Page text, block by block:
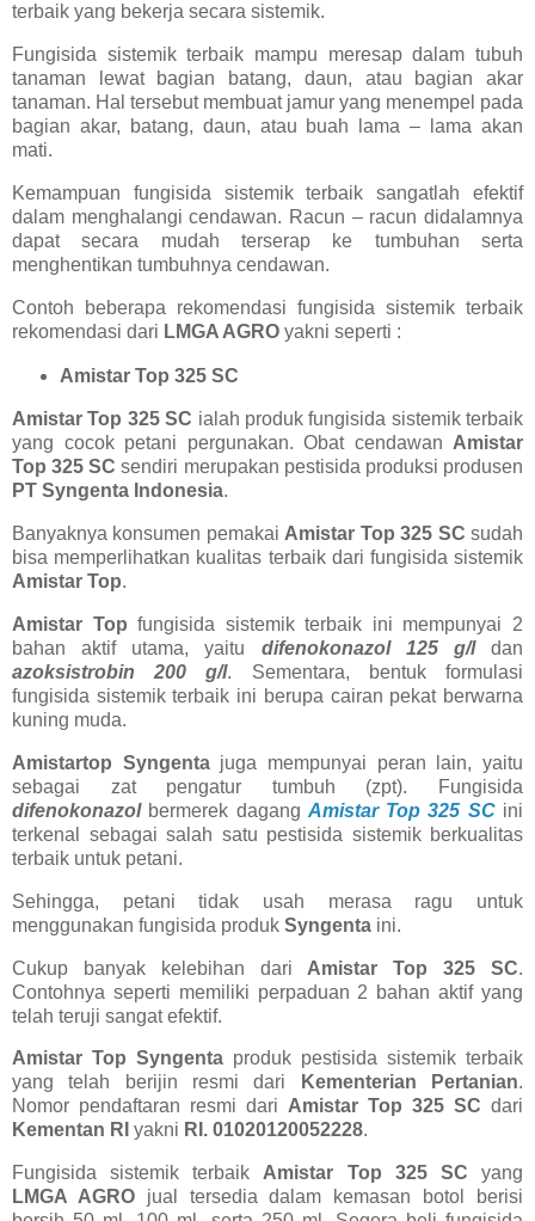
terbaik yang bekerja secara sistemik.
Fungisida sistemik terbaik mampu meresap dalam tubuh
tanaman lewat bagian batang, daun, atau bagian akar
tanaman. Hal tersebut membuat jamur yang menempel pada
bagian akar, batang, daun, atau buah lama – lama akan
mati.
Kemampuan fungisida sistemik terbaik sangatlah efektif
dalam menghalangi cendawan. Racun – racun didalamnya
dapat secara mudah terserap ke tumbuhan serta
menghentikan tumbuhnya cendawan.
Contoh beberapa rekomendasi fungisida sistemik terbaik
rekomendasi dari LMGA AGRO yakni seperti :
Amistar Top 325 SC
Amistar Top 325 SC ialah produk fungisida sistemik terbaik
yang cocok petani pergunakan. Obat cendawan Amistar
Top 325 SC sendiri merupakan pestisida produksi produsen
PT Syngenta Indonesia.
Banyaknya konsumen pemakai Amistar Top 325 SC sudah
bisa memperlihatkan kualitas terbaik dari fungisida sistemik
Amistar Top.
Amistar Top fungisida sistemik terbaik ini mempunyai 2
bahan aktif utama, yaitu difenokonazol 125 g/ldan
azoksistrobin 200 g/l. Sementara, bentuk formulasi
fungisida sistemik terbaik ini berupa cairan pekat berwarna
kuning muda.
Amistartop Syngentajuga mempunyai peran lain, yaitu
sebagai zat pengatur tumbuh (zpt). Fungisida
difenokonazolbermerek dagang Amistar Top 325 SCini
terkenal sebagai salah satu pestisida sistemik berkualitas
terbaik untuk petani.
Sehingga, petani tidak usah merasa ragu untuk
menggunakan fungisida produk Syngenta ini.
Cukup banyak kelebihan dari Amistar Top 325 SC.
Contohnya seperti memiliki perpaduan 2 bahan aktif yang
telah teruji sangat efektif.
Amistar Top Syngenta produk pestisida sistemik terbaik
yang telah berijin resmi dari
Kementerian Pertanian.
Nomor pendaftaran resmi dari Amistar Top 325 SC dari
Kementan RI yakni RI. 01020120052228.
Fungisida sistemik terbaik Amistar Top 325 SC yang
LMGA AGROjual tersedia dalam kemasan botol berisi